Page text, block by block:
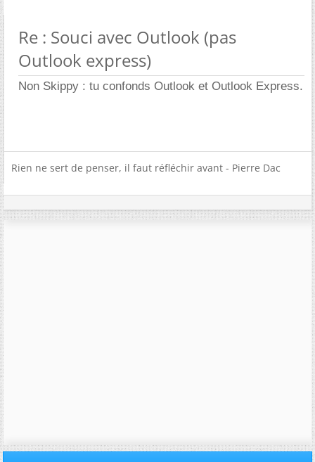
Re : Souci avec Outlook (pas
Outlook express)
Non Skippy : tu confonds Outlook et Outlook Express.
Rien ne sert de penser, il faut réfléchir avant - Pierre Dac